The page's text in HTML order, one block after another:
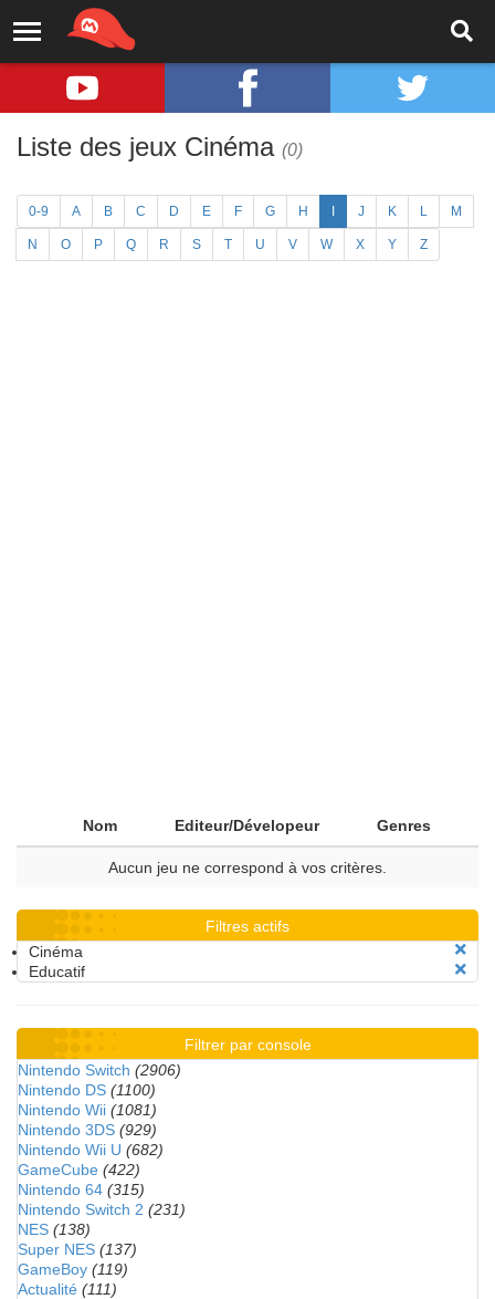
Liste des jeux Cinéma (0)
0-9 A B C D E F G H J K L M
N O P Q R S T U V W X Y Z
Nom Editeur/Dévelopeur Genres
Aucun jeu ne correspond à vos critères.
Filtres actifs
Cinéma
Educatif
Filtrer par console
Nintendo Switch (2906)
Nintendo DS (1100)
Nintendo Wii (1081)
Nintendo 3DS (929)
Nintendo Wii U (682)
GameCube (422)
Nintendo 64 (315)
Nintendo Switch 2 (231)
NES (138)
Super NES (137)
GameBoy (119)
Actualité (111)